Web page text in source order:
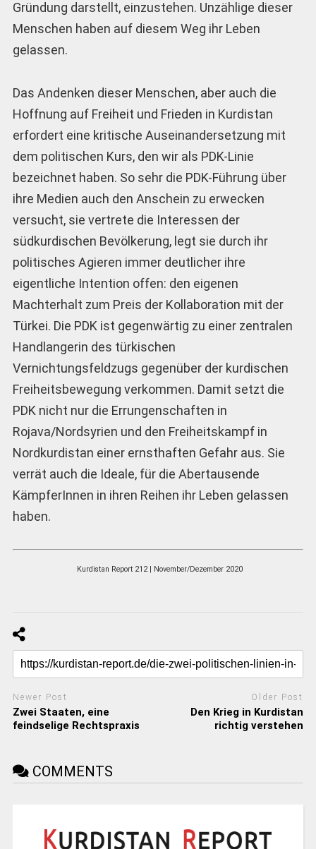
Gründung darstellt, einzustehen. Unzählige dieser
Menschen haben auf diesem Weg ihr Leben
gelassen.
Das Andenken dieser Menschen, aber auch die
Hoffnung auf Freiheit und Frieden in Kurdistan
erfordert eine kritische Auseinandersetzung mit
dem politischen Kurs, den wir als PDK-Linie
bezeichnet haben. So sehr die PDK-Führung über
ihre Medien auch den Anschein zu erwecken
versucht, sie vertrete die Interessen der
südkurdischen Bevölkerung, legt sie durch ihr
politisches Agieren immer deutlicher ihre
eigentliche Intention offen: den eigenen
Machterhalt zum Preis der Kollaboration mit der
Türkei. Die PDK ist gegenwärtig zu einer zentralen
Handlangerin des türkischen
Vernichtungsfeldzugs gegenüber der kurdischen
Freiheitsbewegung verkommen. Damit setzt die
PDK nicht nur die Errungenschaften in
Rojava/Nordsyrien und den Freiheitskampf in
Nordkurdistan einer ernsthaften Gefahr aus. Sie
verrät auch die Ideale, für die Abertausende
KämpferInnen in ihren Reihen ihr Leben gelassen
haben.
Kurdistan Report 212 | November/Dezember 2020
Newer Post
Zwei Staaten, eine
feindselige Rechtspraxis
Older Post
Den Krieg in Kurdistan
richtig verstehen
COMMENTS